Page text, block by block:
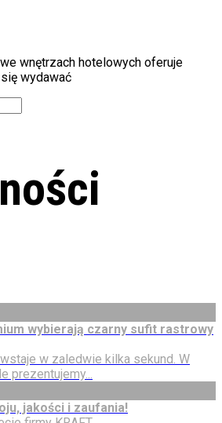
wnętrzach hotelowych oferuje
wydawać
wybierają czarny sufit rastrowy
w zaledwie kilka sekund. W
prezentujemy...
jakości i zaufania!